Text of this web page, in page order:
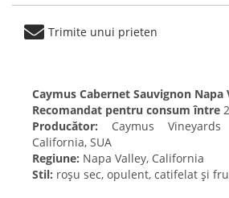
Trimite unui prieten
Caymus Cabernet Sauvignon Napa
Recomandat pentru consum între
Producător: Caymus
California, SUA
Regiune: Napa Valley, California
Stil: roșu sec, opulent, catifelat și